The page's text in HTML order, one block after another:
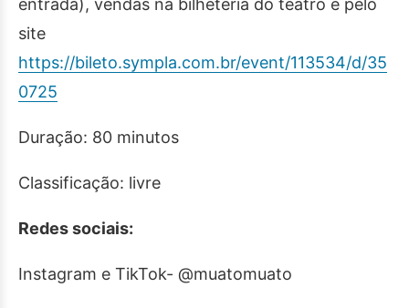
entrada), vendas na bilheteria do teatro e pelo
site
https://bileto.sympla.com.br/event/113534/d/35
0725
Duração: 80 minutos
Classificação: livre
Redes sociais:
Instagram e TikTok- @muatomuato